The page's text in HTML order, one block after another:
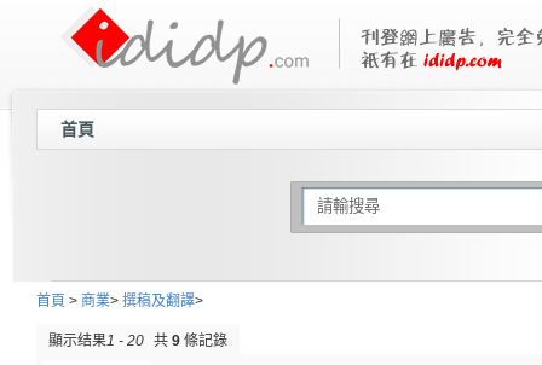
首頁
首頁 > 商業> 撰稿及翻譯>
顯示结果1 - 20 共 9 條記錄